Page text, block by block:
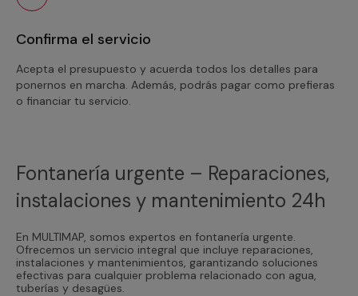
Confirma el servicio
Acepta el presupuesto y acuerda todos los detalles para
ponernos en marcha. Además, podrás pagar como prefieras
o financiar tu servicio.
Fontanería urgente – Reparaciones,
instalaciones y mantenimiento 24h
En MULTIMAP, somos expertos en fontanería urgente.
Ofrecemos un servicio integral que incluye reparaciones,
instalaciones y mantenimientos, garantizando soluciones
efectivas para cualquier problema relacionado con agua,
tuberías y desagües.